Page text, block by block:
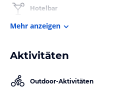
Hotelbar
Mehr anzeigen
Aktivitäten
Outdoor-Aktivitäten